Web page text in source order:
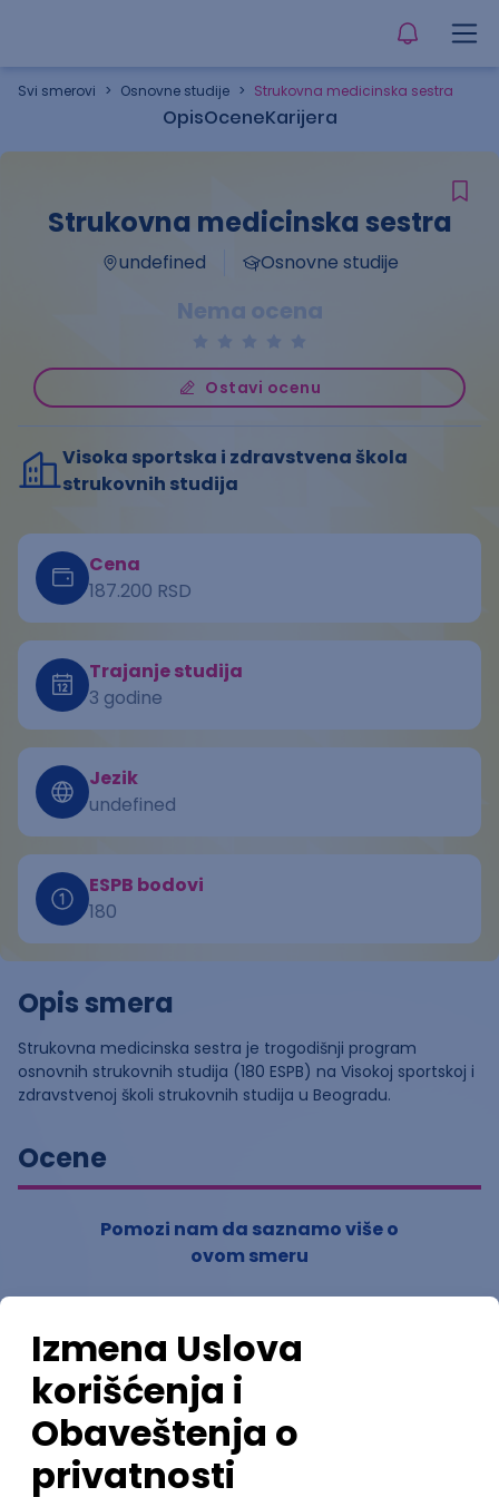
Svi smerovi > Osnovne studije > Strukovna medicinska sestra
OpisOceneKarijera
Strukovna medicinska sestra
undefined Osnovne studije
Nema ocena
Ostavi ocenu
Visoka sportska i zdravstvena škola
strukovnih studija
Cena
187.200 RSD
Trajanje studija
3 godine
Jezik
undefined
ESPB bodovi
180
Opis smera
Strukovna medicinska sestra je trogodišnji program
osnovnih strukovnih studija (180 ESPB) na Visokoj sportskoj i
zdravstvenoj školi strukovnih studija u Beogradu.
Ocene
Pomozi nam da saznamo više o
ovom smeru
( ocena)
Ostavi ocenu
Nastavni kadar